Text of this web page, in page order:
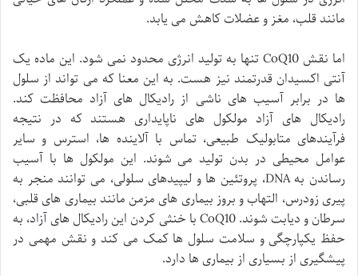
مانند قلب، مغز و عضلات کاهش می یابد.
اما نقش CoQ10 تنها به تولید انرژی محدود نمی شود. این ماده یک
آنتی اکسیدان قدرتمند نیز هست. به این معنا که می تواند از سلول
ها در برابر آسیب های ناشی از رادیکال های آزاد محافظت کند.
رادیکال های آزاد مولکول های ناپایداری هستند که در نتیجه
فرآیندهای متابولیک طبیعی، تماس با آلاینده ها، استرس و سایر
عوامل محیطی در بدن تولید می شوند. این مولکول ها با آسیب
رساندن به DNA، پروتئین ها و لیپیدهای سلولی، می توانند منجر به
پیری زودرس، التهاب و بروز بیماری های مزمن مانند بیماری های قلبی،
سرطان و دیابت شوند. CoQ10 با خنثی کردن این رادیکال های آزاد، به
حفظ یکپارچگی و سلامت سلول ها کمک می کند و نقش مهمی در
پیشگیری از بسیاری از بیماری ها دارد.